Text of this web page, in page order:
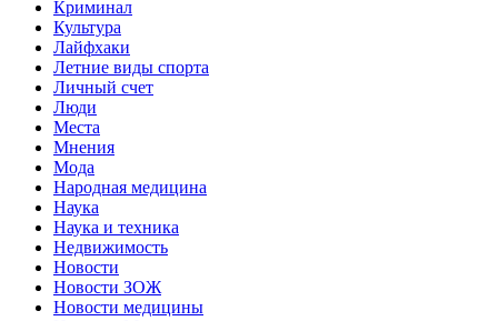
Криминал
Культура
Лайфхаки
Летние виды спорта
Личный счет
Люди
Места
Мнения
Мода
Народная медицина
Наука
Наука и техника
Недвижимость
Новости
Новости ЗОЖ
Новости медицины